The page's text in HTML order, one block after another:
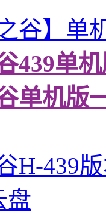
之谷】单
439单
单机版
H-439
盘